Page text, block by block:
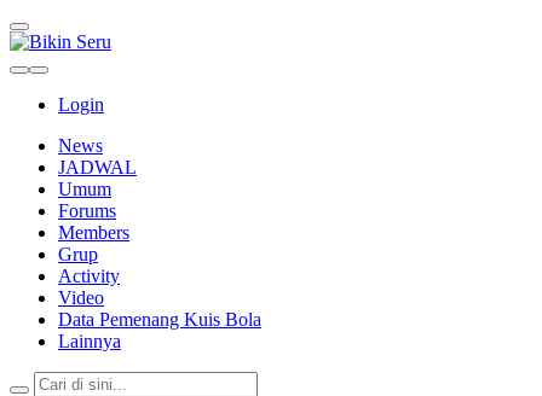
Login
News
JADWAL
Umum
Forums
Members
Grup
Activity
Video
Data Pemenang Kuis Bola
Lainnya